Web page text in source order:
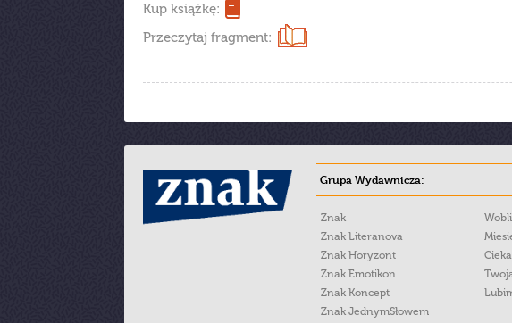
Kup książkę:
Przeczytaj fragment:
Grupa Wydawnicza:
Znak
Znak Literanova
Znak Horyzont
Znak Emotikon
Znak Koncept
Znak JednymSłowem